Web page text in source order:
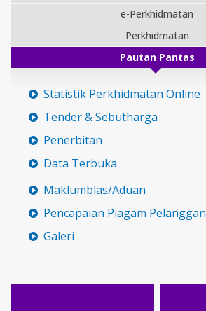
e-Perkhidmatan
Perkhidmatan
Pautan Pantas
Statistik Perkhidmatan Online
Tender & Sebutharga
Penerbitan
Data Terbuka
Maklumblas/Aduan
Pencapaian Piagam Pelanggan
Galeri